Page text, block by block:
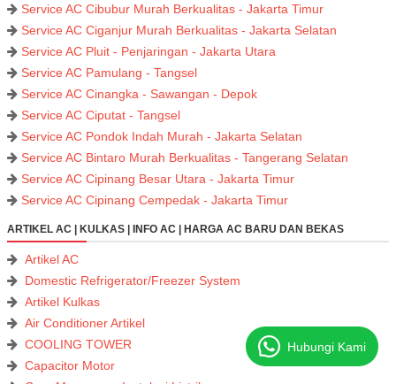
Service AC Cibubur Murah Berkualitas - Jakarta Timur
Service AC Ciganjur Murah Berkualitas - Jakarta Selatan
Service AC Pluit - Penjaringan - Jakarta Utara
Service AC Pamulang - Tangsel
Service AC Cinangka - Sawangan - Depok
Service AC Ciputat - Tangsel
Service AC Pondok Indah Murah - Jakarta Selatan
Service AC Bintaro Murah Berkualitas - Tangerang Selatan
Service AC Cipinang Besar Utara - Jakarta Timur
Service AC Cipinang Cempedak - Jakarta Timur
ARTIKEL AC | KULKAS | INFO AC | HARGA AC BARU DAN BEKAS
Artikel AC
Domestic Refrigerator/Freezer System
Artikel Kulkas
Air Conditioner Artikel
COOLING TOWER
Capacitor Motor
Hubungi Kami